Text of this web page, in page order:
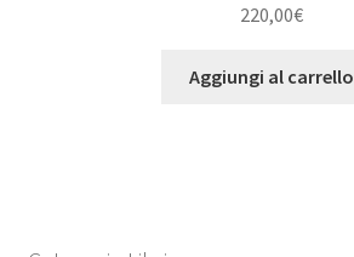
220,00€
Aggiungi al carrello